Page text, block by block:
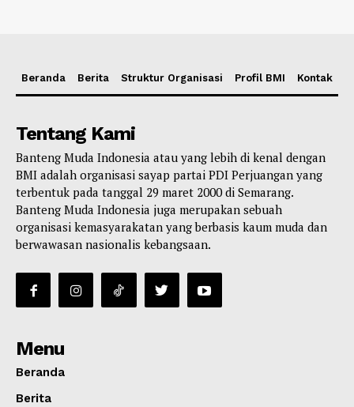
Beranda Berita Struktur Organisasi Profil BMI Kontak
Tentang Kami
Banteng Muda Indonesia atau yang lebih di kenal dengan
BMI adalah organisasi sayap partai PDI Perjuangan yang
terbentuk pada tanggal 29 maret 2000 di Semarang.
Banteng Muda Indonesia juga merupakan sebuah
organisasi kemasyarakatan yang berbasis kaum muda dan
berwawasan nasionalis kebangsaan.
Menu
Beranda
Berita